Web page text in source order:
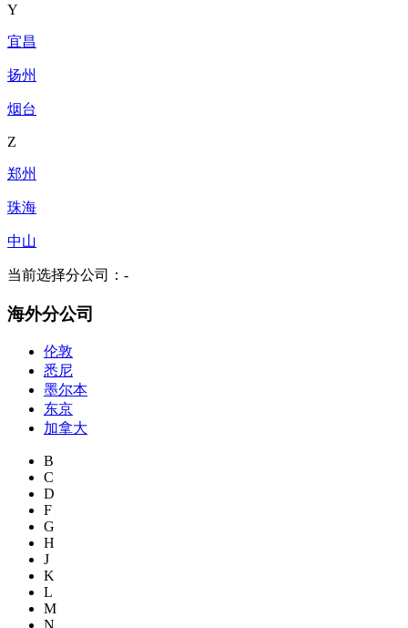
Y
宜昌
扬州
烟台
Z
郑州
珠海
中山
当前选择分公司： -
海外分公司
伦敦
悉尼
墨尔本
东京
加拿大
B
C
D
F
G
H
J
K
L
M